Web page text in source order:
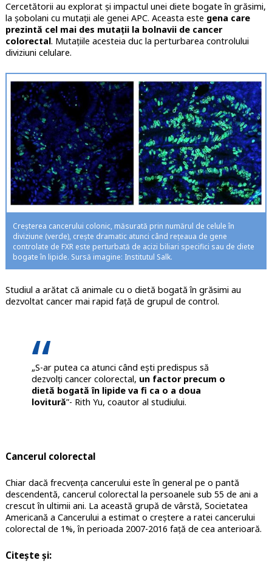
Cercetătorii au explorat și impactul unei diete bogate în grăsimi,
la șobolani cu mutații ale genei APC. Aceasta este gena care
prezintă cel mai des mutații la bolnavii de cancer
colorectal. Mutațiile acesteia duc la perturbarea controlului
diviziuni celulare.
Creșterea cancerului colonic, măsurată prin numărul de celule în
diviziune (verde), crește dramatic atunci când rețeaua de gene
controlate de FXR este perturbată de acizi biliari specifici sau de diete
bogate în lipide. Sursă imagine: Institutul Salk.
Studiul a arătat că animale cu o dietă bogată în grăsimi au
dezvoltat cancer mai rapid față de grupul de control.
„S-ar putea ca atunci când ești predispus să
dezvolți cancer colorectal, un factor precum o
dietă bogată în lipide va fi ca o a doua
lovitură”- Rith Yu, coautor al studiului.
Cancerul colorectal
Chiar dacă frecvența cancerului este în general pe o pantă
descendentă, cancerul colorectal la persoanele sub 55 de ani a
crescut în ultimii ani. La această grupă de vârstă, Societatea
Americană a Cancerului a estimat o creștere a ratei cancerului
colorectal de 1%, în perioada 2007-2016 față de cea anterioară.
Citește și: